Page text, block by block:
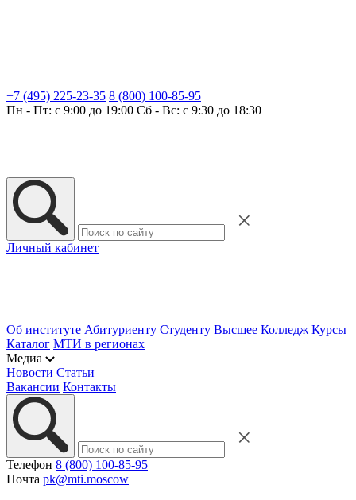
+7 (495) 225-23-35 8 (800) 100-85-95
Пн - Пт: с 9:00 до 19:00 Сб - Вс: с 9:30 до 18:30
Личный кабинет
Об институте Абитуриенту Студенту Высшее Колледж Курсы
Каталог МТИ в регионах
Медиа
Новости Статьи
Вакансии Контакты
Телефон 8 (800) 100-85-95
Почта pk@mti.moscow